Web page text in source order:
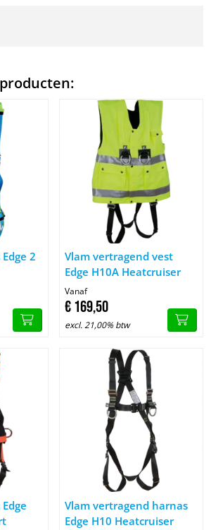
Edge 2
2 Afbeelding Vlam vertragend
Vlam vertragend vest
Edge H10A Heatcruiser
Vanaf
€169,50
excl. 21,00% btw
Edge Enterprice Comfort
Afbeelding Vlam vertragend
Vlam vertragend harnas
Edge H10 Heatcruiser